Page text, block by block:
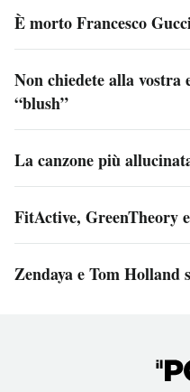
È morto Francesco
Non chiedete alla vostra
“blush”
La canzone più
FitActive, GreenTheory
Zendaya e Tom Holland